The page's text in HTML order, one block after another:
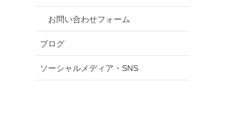
お問い合わせフォーム
ブログ
ソーシャルメディア・SNS